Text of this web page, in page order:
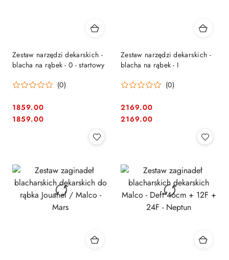
Zestaw narzędzi dekarskich -
blacha na rąbek - 0 - startowy
(0)
Cena:
1859.00
Cena:
1859.00
Zestaw narzędzi dekarskich -
blacha na rąbek - I
(0)
Cena:
2169.00
Cena:
2169.00